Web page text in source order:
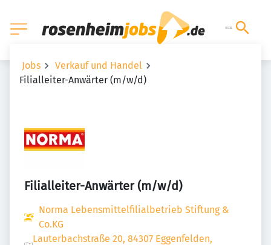
Jobs
Verkauf und Handel
Filialleiter-Anwärter (m/w/d)
Filialleiter-Anwärter (m/w/d)
Norma Lebensmittelfilialbetrieb Stiftung &
Co.KG
Lauterbachstraße 20, 84307 Eggenfelden,